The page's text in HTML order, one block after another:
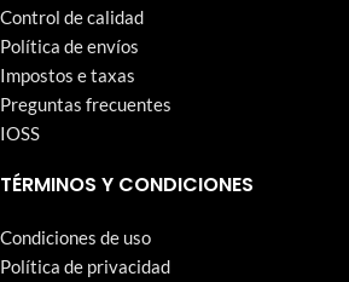
Control de calidad
Política de envíos
Impostos e taxas
Preguntas frecuentes
IOSS
TÉRMINOS Y CONDICIONES
Condiciones de uso
Política de privacidad